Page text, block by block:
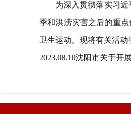
为深入贯彻落实习
季和洪涝灾害之后的重
卫生运动。现将有关活动
2023.08.10沈阳市关于开